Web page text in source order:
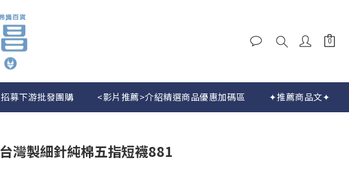
招募下游批發團購 <影片推薦>介紹精選商品優惠加碼區 ✦推薦商品文✦
台灣製細針純棉五指短襪881